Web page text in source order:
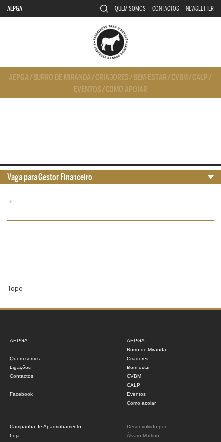
AEPGA QUEM SOMOS CONTACTOS NEWSLETTER
AEPGA/ BURRO DE MIRANDA/CRIADORES/ BEM-ESTAR/CVBM/CALP/
EVENTOS/COMO APOIAR
•
Topo
Vaga para Gestor Financeiro
AEPGA
Quem somos
Ligações
Contactos
Facebook
AEPGA
Burro de Miranda
Criadores
Bem-estar
CVBM
CALP
Eventos
Como apoiar
Campanha de Apadrinhamento
Loja
Desenvolvido por
Álvaro Martino